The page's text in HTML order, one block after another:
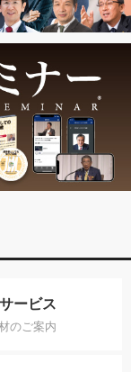
ービス
のご案内